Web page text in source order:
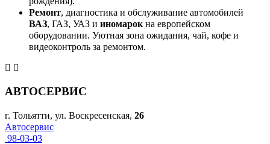
Ремонт, диагностика и обслуживание автомобилей
ВАЗ, ГАЗ, УАЗ и иномарокна европейском
оборудовании. Уютная зона ожидания, чай, кофе и
видеоконтроль за ремонтом.
АВТОСЕРВИС
г. Тольятти, ул. Воскресенская, 26
Автосервис
98-03-03